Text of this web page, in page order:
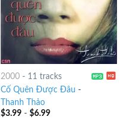
2000- 11 tracks
Cố Quên Được Đâu -
Thanh Thảo
$3.99- $6.99